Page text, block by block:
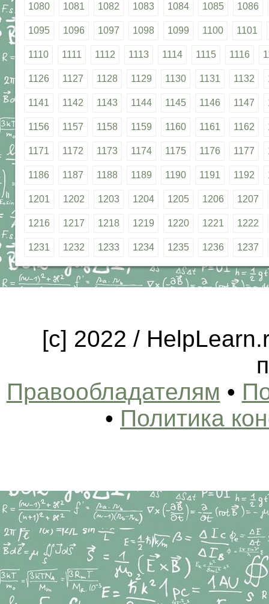
1080 1081 1082 1083 1084 1085 1086
1095 1096 1097 1098 1099 1100 1101
1110 1111 1112 1113 1114 1115 1116
1126 1127 1128 1129 1130 1131 1132
1141 1142 1143 1144 1145 1146 1147
1156 1157 1158 1159 1160 1161 1162
1171 1172 1173 1174 1175 1176 1177
1186 1187 1188 1189 1190 1191 1192
1201 1202 1203 1204 1205 1206 1207
1216 1217 1218 1219 1220 1221 1222
1231 1232 1233 1234 1235 1236 1237
[c] 2022 /
Правообладателям •
• Политика